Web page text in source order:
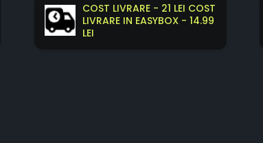
COST LIVRARE - 21 LEI COST
LIVRARE IN EASYBOX - 14.99
LEI